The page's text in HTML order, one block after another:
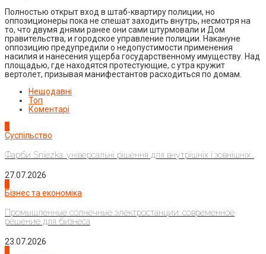
Полностью открыт вход в штаб-квартиру полиции, но
оппозиционеры пока не спешат заходить внутрь, несмотря на
то, что двумя днями ранее они сами штурмовали и Дом
правительства, и городское управление полиции. Накануне
оппозицию предупредили о недопустимости применения
насилия и нанесения ущерба государственному имуществу. Над
площадью, где находятся протестующие, с утра кружит
вертолет, призывая манифестантов расходиться по домам.
Нещодавні
Топ
Коментарі
Суспільство
Фарби Sniezka: універсальні рішення для внутрішніх і зовнішніх...
27.07.2026
Бізнес та економіка
Промышленные солнечные электростанции: современное
решение для бизнеса
23.07.2026